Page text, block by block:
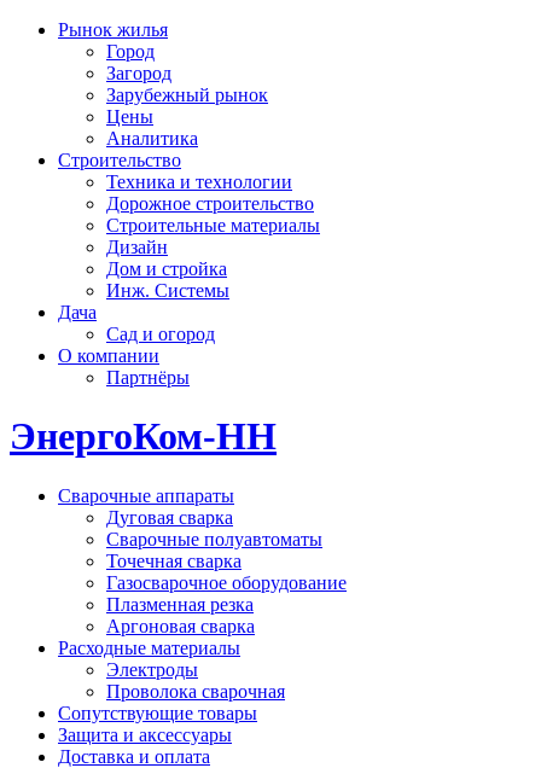
Рынок жилья
Город
Загород
Зарубежный рынок
Цены
Аналитика
Строительство
Техника и технологии
Дорожное строительство
Строительные материалы
Дизайн
Дом и стройка
Инж. Системы
Дача
Сад и огород
О компании
Партнёры
ЭнергоКом-НН
Сварочные аппараты
Дуговая сварка
Сварочные полуавтоматы
Точечная сварка
Газосварочное оборудование
Плазменная резка
Аргоновая сварка
Расходные материалы
Электроды
Проволока сварочная
Сопутствующие товары
Защита и аксессуары
Доставка и оплата